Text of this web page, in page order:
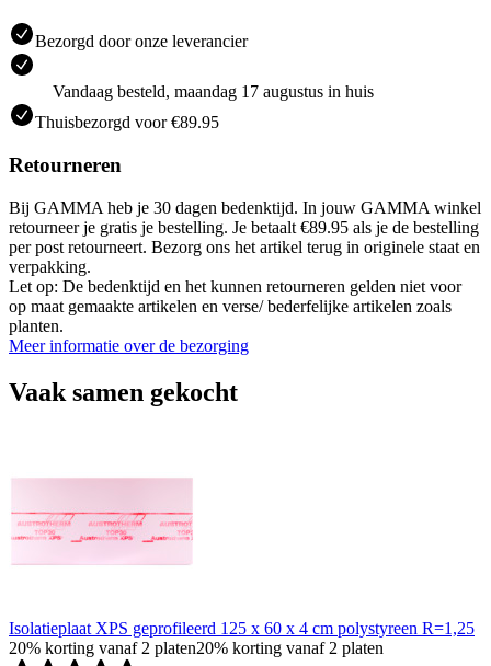
Bezorgd door onze leverancier
Vandaag besteld, maandag 17 augustus in huis
Thuisbezorgd voor €89.95
Retourneren
Bij GAMMA heb je 30 dagen bedenktijd. In jouw GAMMA winkel
retourneer je gratis je bestelling. Je betaalt €89.95 als je de bestelling
per post retourneert. Bezorg ons het artikel terug in originele staat en
verpakking.
Let op: De bedenktijd en het kunnen retourneren gelden niet voor
op maat gemaakte artikelen en verse/ bederfelijke artikelen zoals
planten.
Meer informatie over de bezorging
Vaak samen gekocht
Isolatieplaat XPS geprofileerd 125 x 60 x 4 cm polystyreen R=1,25
20% korting vanaf 2 platen20% korting vanaf 2 platen